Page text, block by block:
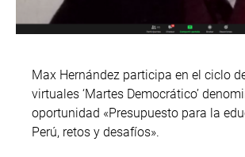
Max Hernández participa en el ciclo
virtuales ‘Martes Democrático’
oportunidad «Presupuesto para la
Perú, retos y desafíos».